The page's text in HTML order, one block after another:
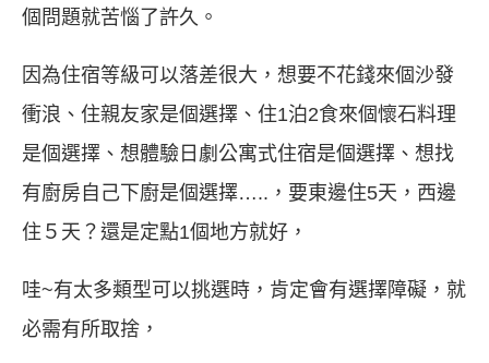
個問題就苦惱了許久。
因為住宿等級可以落差很大，想要不花錢來個沙發
衝浪、住親友家是個選擇、住1泊2食來個懷石料理
是個選擇、想體驗日劇公寓式住宿是個選擇、想找
有廚房自己下廚是個選擇…..，要東邊住5天，西邊
住５天？還是定點1個地方就好，
哇~有太多類型可以挑選時，肯定會有選擇障礙，就
必需有所取捨，